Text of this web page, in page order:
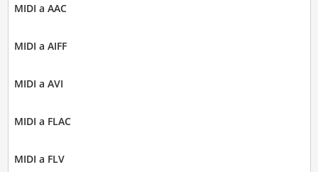
MIDI a AAC
MIDI a AIFF
MIDI a AVI
MIDI a FLAC
MIDI a FLV